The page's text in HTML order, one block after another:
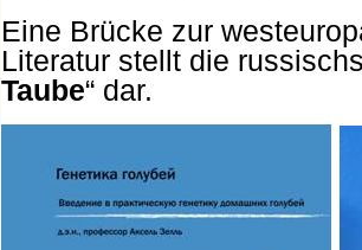
Eine Brücke zur
Literatur stellt die
Taube“ dar.